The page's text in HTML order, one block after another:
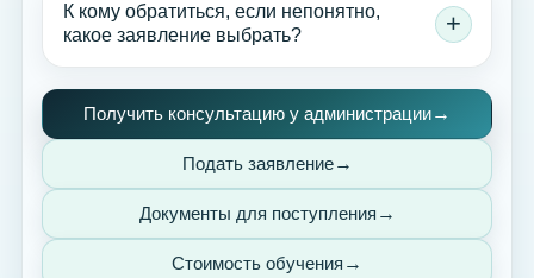
К кому обратиться, если непонятно,
какое заявление выбрать?
Получить консультацию у администрации
Подать заявление
Документы для поступления
Стоимость обучения